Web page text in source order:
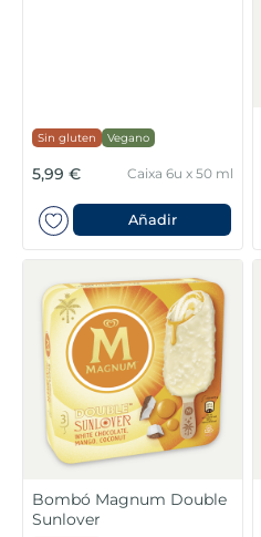
Sin gluten Vegano
5,99 € Caixa 6u x 50 ml
Añadir
Bombó Magnum Double
Sunlover
. pollo